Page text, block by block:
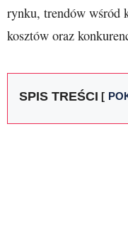
rynku, trendów wśród
kosztów oraz
SPIS TREŚCI